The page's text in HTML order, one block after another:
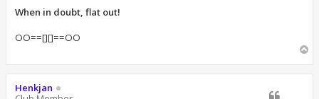
When in doubt, flat out!
OO==[][]==OO
h
Henkjan